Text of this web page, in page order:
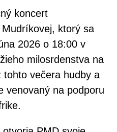
koncert
ktorý sa
2026 o 18:00 v
milosrdenstva na
večera hudby a
venovaný na podporu